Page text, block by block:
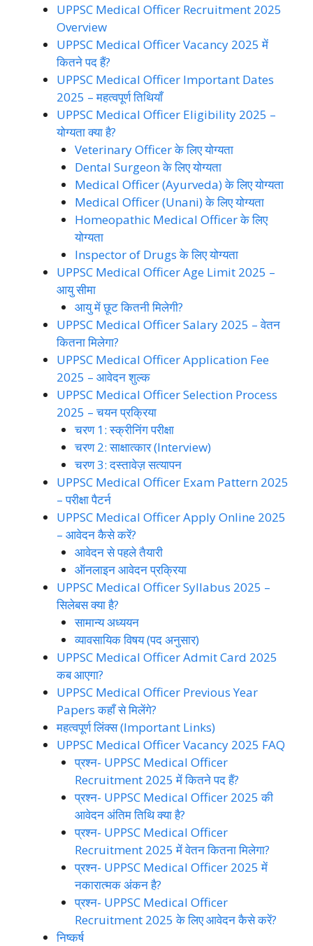
UPPSC Medical Officer Recruitment 2025
Overview
UPPSC Medical Officer Vacancy 2025 में
कितने पद हैं?
UPPSC Medical Officer Important Dates
2025 – महत्वपूर्ण तिथियाँ
UPPSC Medical Officer Eligibility 2025 –
योग्यता क्या है?
Veterinary Officer के लिए योग्यता
Dental Surgeon के लिए योग्यता
Medical Officer (Ayurveda) के लिए योग्यता
Medical Officer (Unani) के लिए योग्यता
Homeopathic Medical Officer के लिए
योग्यता
Inspector of Drugs के लिए योग्यता
UPPSC Medical Officer Age Limit 2025 –
आयु सीमा
आयु में छूट कितनी मिलेगी?
UPPSC Medical Officer Salary 2025 – वेतन
कितना मिलेगा?
UPPSC Medical Officer Application Fee
2025 – आवेदन शुल्क
UPPSC Medical Officer Selection Process
2025 – चयन प्रक्रिया
चरण 1: स्क्रीनिंग परीक्षा
चरण 2: साक्षात्कार (Interview)
चरण 3: दस्तावेज़ सत्यापन
UPPSC Medical Officer Exam Pattern 2025
– परीक्षा पैटर्न
UPPSC Medical Officer Apply Online 2025
– आवेदन कैसे करें?
आवेदन से पहले तैयारी
ऑनलाइन आवेदन प्रक्रिया
UPPSC Medical Officer Syllabus 2025 –
सिलेबस क्या है?
सामान्य अध्ययन
व्यावसायिक विषय (पद अनुसार)
UPPSC Medical Officer Admit Card 2025
कब आएगा?
UPPSC Medical Officer Previous Year
Papers कहाँ से मिलेंगे?
महत्वपूर्ण लिंक्स (Important Links)
UPPSC Medical Officer Vacancy 2025 FAQ
प्रश्न- UPPSC Medical Officer
Recruitment 2025 में कितने पद हैं?
प्रश्न- UPPSC Medical Officer 2025 की
आवेदन अंतिम तिथि क्या है?
प्रश्न- UPPSC Medical Officer
Recruitment 2025 में वेतन कितना मिलेगा?
प्रश्न- UPPSC Medical Officer 2025 में
नकारात्मक अंकन है?
प्रश्न- UPPSC Medical Officer
Recruitment 2025 के लिए आवेदन कैसे करें?
निष्कर्ष